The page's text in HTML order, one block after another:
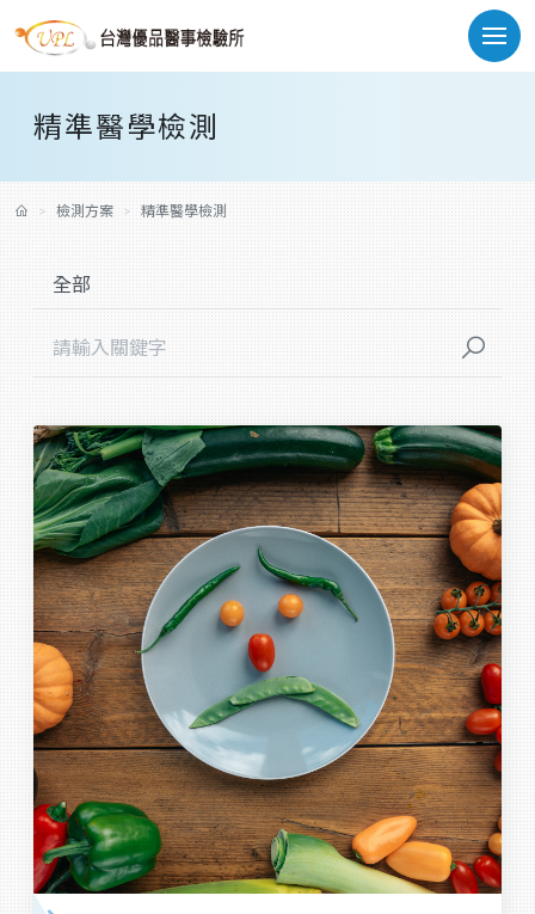
精準醫學檢測
檢測方案 精準醫學檢測